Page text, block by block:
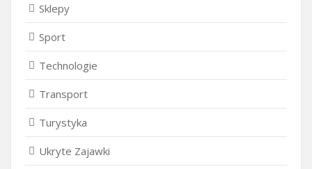
Sklepy
Sport
Technologie
Transport
Turystyka
Ukryte Zajawki